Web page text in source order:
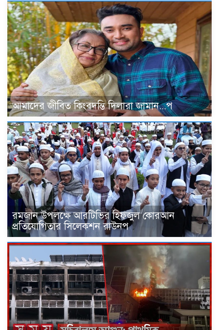
আমাদের জীবিত কিংবদন্তি দিলারা জামান...প
রমজান উপলক্ষে আরটিভির হিফজুল কোরআন
প্রতিযোগিতার সিলেকশন রাউনপ